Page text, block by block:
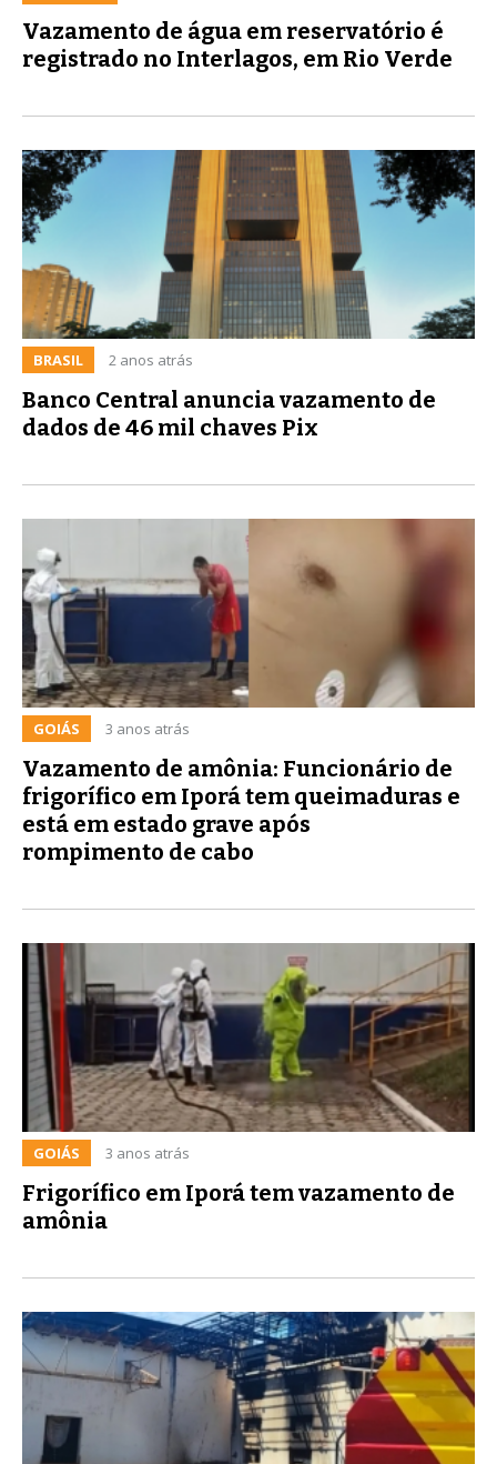
Vazamento de água em reservatório é
registrado no Interlagos, em Rio Verde
BRASIL 2 anos atrás
Banco Central anuncia vazamento de
dados de 46 mil chaves Pix
GOIÁS 3 anos atrás
Vazamento de amônia: Funcionário de
frigorífico em Iporá tem queimaduras e
está em estado grave após
rompimento de cabo
GOIÁS 3 anos atrás
Frigorífico em Iporá tem vazamento de
amônia